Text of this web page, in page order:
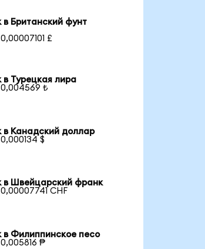
в Британский фунт
£
в Турецкая лира
0,004569 ₺
в Канадский доллар
$
в Швейцарский франк
CHF
в Филиппинское песо
₱